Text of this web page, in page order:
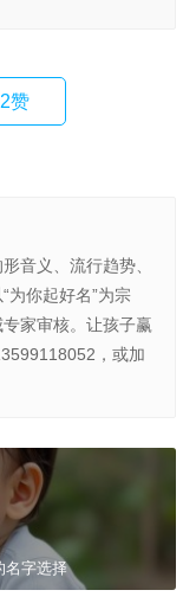
赞
音义、流行趋势、
为你起好名”为宗
家审核。让孩子赢
，或加
名字选择